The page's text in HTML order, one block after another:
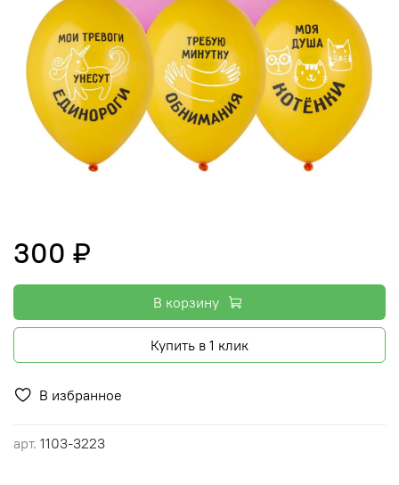
В избранное
арт. 1103-3223
300 ₽
В корзину
Купить в 1 клик